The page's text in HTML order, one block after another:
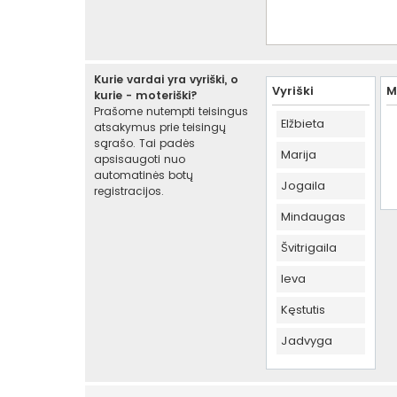
Kurie vardai yra vyriški, o
kurie - moteriški?
Prašome nutempti teisingus
atsakymus prie teisingų
sąrašo. Tai padės
apsisaugoti nuo
automatinės botų
registracijos.
Vyriški
Elžbieta
Marija
Jogaila
Mindaugas
Švitrigaila
Ieva
Kęstutis
Jadvyga